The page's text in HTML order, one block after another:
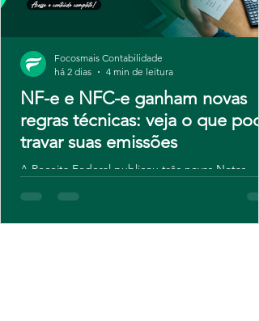
NF-e e NFC-e ganham novas
regras técnicas: veja o que
travar suas emissões
A Receita Federal publicou três novas Notas
validação atualizadas e novos campos para
contribuintes do IBS e da CBS. Embora o ajuste
Focosmais Contabilidade
há 2 dias
4 min de leitura